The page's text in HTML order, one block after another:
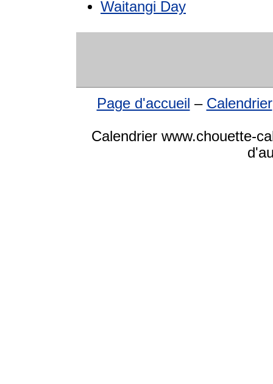
Waitangi Day
Page d'accueil – Calendrier
Calendrier www.chouette-